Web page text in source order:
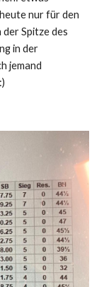
nur für den
Spitze des
in der
jemand